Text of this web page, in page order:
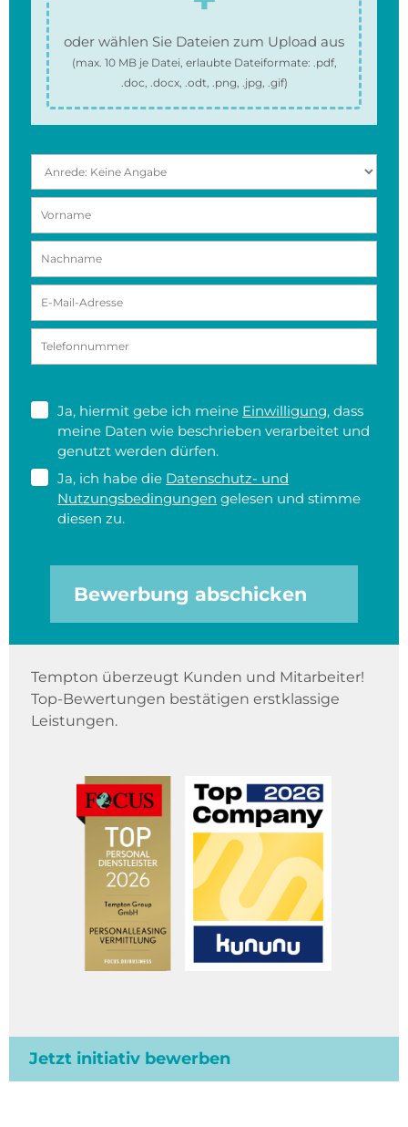
oder wählen Sie Dateien zum Upload aus
(max. 10 MBje Datei, erlaubte Dateiformate: .pdf,
.doc, .docx, .odt, .png, .jpg, .gif)
Ja, hiermit gebe ich meine Einwilligung, dass
meine Daten wie beschrieben verarbeitet und
genutzt werden dürfen.
Ja, ich habe die Datenschutz- und
Nutzungsbedingungen gelesen und stimme
diesen zu.
Bewerbung abschicken
Tempton überzeugt Kunden und Mitarbeiter!
Top-Bewertungen bestätigen erstklassige
Leistungen.
Jetzt initiativ bewerben